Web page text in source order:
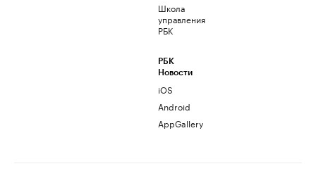
Школа
управления
РБК
РБК
Новости
iOS
Android
AppGallery